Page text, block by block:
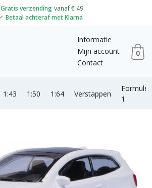
Gratis verzending vanaf € 49
Betaal achteraf met Klarna
Informatie
Mijn account
Contact
0
1:43 1:50 1:64 Verstappen
Formule
1